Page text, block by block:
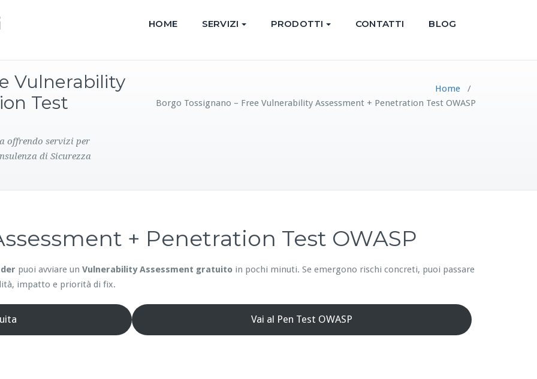
HOME SERVIZI PRODOTTI CONTATTI BLOG
Vulnerability
Test
offrendo servizi per
di Sicurezza
Home /
Borgo Tossignano – Free Vulnerability Assessment + Penetration Test OWASP
+ Penetration Test OWASP
puoi avviare un Vulnerability Assessment gratuito in pochi minuti. Se emergono rischi concreti, puoi passare
impatto e priorità di fix.
Vai al Pen Test OWASP